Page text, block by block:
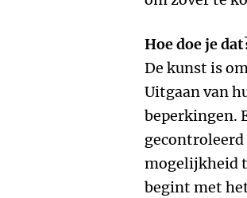
Hoe doe je
De kunst is
Uitgaan van
beperkingen.
gecontroleerd
mogelijkheid
begint met